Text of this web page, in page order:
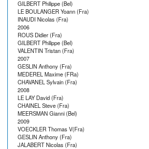
GILBERT Philippe (Bel)
LE BOULANGER Yoann (Fra)
INAUDI Nicolas (Fra)
2006
ROUS Didier (Fra)
GILBERT Philippe (Bel)
VALENTIN Tristan (Fra)
2007
GESLIN Anthony (Fra)
MEDEREL Maxime (FRa)
CHAVANEL Sylvain (Fra)
2008
LE LAY David (Fra)
CHAINEL Steve (Fra)
MEERSMAN Gianni (Bel)
2009
VOECKLER Thomas V(Fra)
GESLIN Anthony (Fra)
JALABERT Nicolas (Fra)